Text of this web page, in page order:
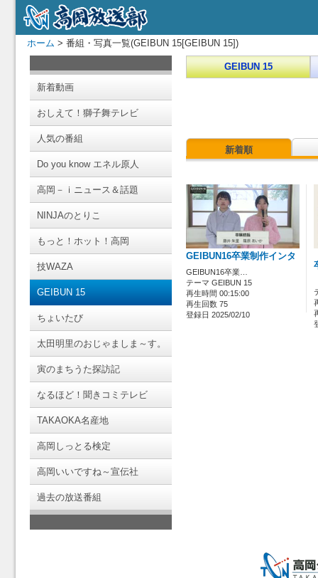
ホーム > 番組・写真一覧(GEIBUN 15[GEIBUN 15])
新着動画
おしえて！獅子舞テレビ
人気の番組
Do you know エネル原人
高岡－ｉニュース＆話題
NINJAのとりこ
もっと！ホット！高岡
技WAZA
GEIBUN 15
ちょいたび
太田明里のおじゃましま～す。
寅のまちうた探訪記
なるほど！聞きコミテレビ
TAKAOKA名産地
高岡しっとる検定
高岡いいですね～宣伝社
過去の放送番組
GEIBUN 15
新着順
GEIBUN16卒業制作インタ
GEIBUN16卒業…
テーマ GEIBUN 15
再生時間 00:15:00
再生回数 75
登録日 2025/02/10